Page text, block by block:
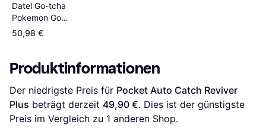
Datel Go-tcha
Pokemon Go
Generation -
Black/Grey
50,98 €
Produktinformationen
Der niedrigste Preis für Pocket Auto Catch Reviver
Plus beträgt derzeit 49,90 €. Dies ist der günstigste
Preis im Vergleich zu 1 anderen Shop.